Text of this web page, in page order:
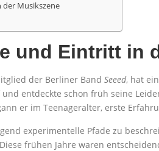
der Musikszene
und Eintritt in
der Berliner Band Seeed, hat
entdeckte schon früh seine
er im Teenageralter, erste
experimentelle Pfade zu
frühen Jahre waren